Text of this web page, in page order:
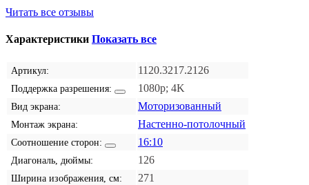
Читать все отзывы
Характеристики Показать все
Артикул: 1120.3217.2126
Поддержка разрешения: 1080p; 4K
Вид экрана: Моторизованный
Монтаж экрана: Настенно-потолочный
Соотношение сторон: 16:10
Диагональ, дюймы: 126
Ширина изображения, см: 271